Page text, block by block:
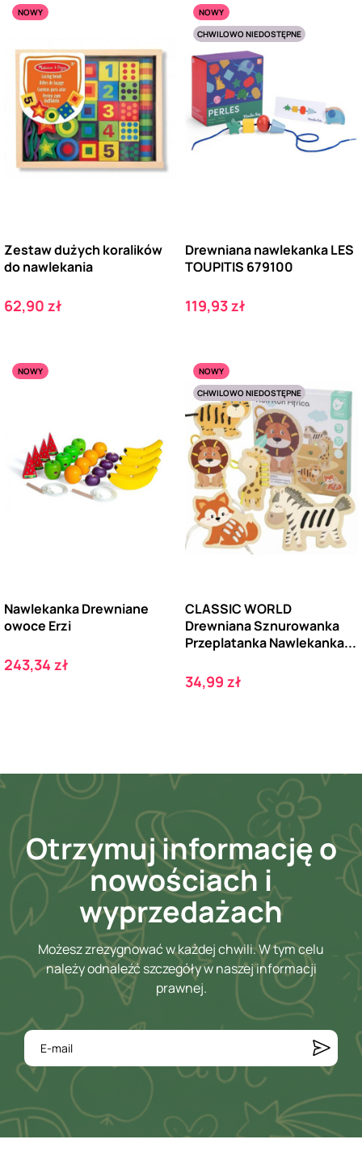
NOWY
Zestaw dużych koralików
do nawlekania
Cena
62,90 zł
NOWY
CHWILOWO NIEDOSTĘPNE
Drewniana nawlekanka LES
TOUPITIS 679100
Cena
119,93 zł
NOWY
Nawlekanka Drewniane
owoce Erzi
Cena
243,34 zł
NOWY
CHWILOWO NIEDOSTĘPNE
CLASSIC WORLD
Drewniana Sznurowanka
Przeplatanka Nawlekanka...
Cena
34,99 zł
Otrzymuj informację o
nowościach i
wyprzedażach
Możesz zrezygnować w każdej chwili. W tym celu
należy odnaleźć szczegóły w naszej informacji
prawnej.